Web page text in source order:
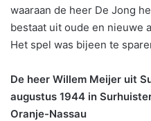
waaraan de heer De Jong
bestaat uit oude en nieuwe
Het spel was bijeen te
De heer Willem Meijer uit
augustus 1944 in
Oranje-Nassau